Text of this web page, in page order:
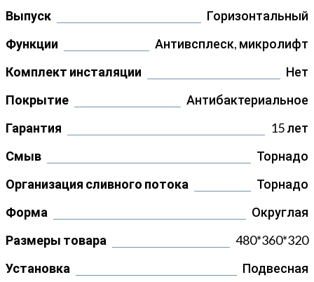
Выпуск
Горизонтальный
Функции
Антивсплеск, микролифт
Комплект инсталяции
Нет
Покрытие
Антибактериальное
Гарантия
15 лет
Смыв
Торнадо
Организация сливного потока
Торнадо
Форма
Округлая
Размеры товара
480*360*320
Установка
Подвесная